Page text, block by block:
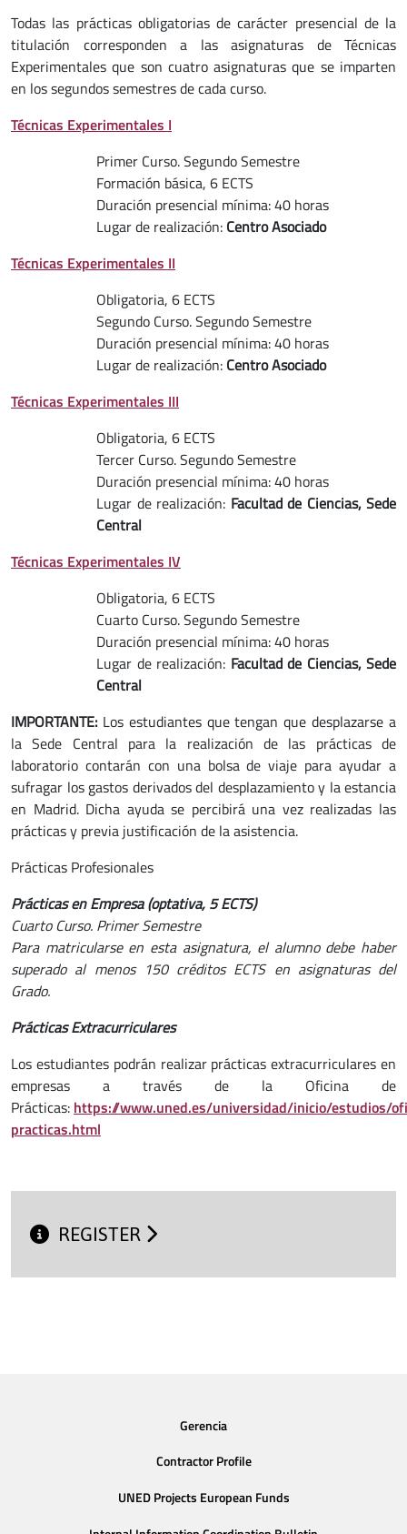
Todas las prácticas obligatorias de carácter presencial de la
titulación corresponden a las asignaturas de Técnicas
Experimentales que son cuatro asignaturas que se imparten
en los segundos semestres de cada curso.
Técnicas Experimentales I
Primer Curso. Segundo Semestre
Formación básica, 6 ECTS
Duración presencial mínima: 40 horas
Lugar de realización: Centro Asociado
Técnicas Experimentales II
Obligatoria, 6 ECTS
Segundo Curso. Segundo Semestre
Duración presencial mínima: 40 horas
Lugar de realización: Centro Asociado
Técnicas Experimentales III
Obligatoria, 6 ECTS
Tercer Curso. Segundo Semestre
Duración presencial mínima: 40 horas
Lugar de realización: Facultad de Ciencias, Sede
Central
Técnicas Experimentales IV
Obligatoria, 6 ECTS
Cuarto Curso. Segundo Semestre
Duración presencial mínima: 40 horas
Lugar de realización: Facultad de Ciencias, Sede
Central
IMPORTANTE: Los estudiantes que tengan que desplazarse a
la Sede Central para la realización de las prácticas de
laboratorio contarán con una bolsa de viaje para ayudar a
sufragar los gastos derivados del desplazamiento y la estancia
en Madrid. Dicha ayuda se percibirá una vez realizadas las
prácticas y previa justificación de la asistencia.
Prácticas Profesionales
Prácticas en Empresa (optativa, 5 ECTS)
Cuarto Curso. Primer Semestre
Para matricularse en esta asignatura, el alumno debe haber
superado al menos 150 créditos ECTS en asignaturas del
Grado.
Prácticas Extracurriculares
Los estudiantes podrán realizar prácticas extracurriculares en
empresas a través de la Oficina de
Prácticas: https://www.uned.es/universidad/inicio/estudios/
practicas.html
REGISTER
Gerencia
Contractor Profile
UNED Projects European Funds